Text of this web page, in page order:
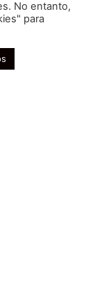
| CRC RJ
No entanto,
para